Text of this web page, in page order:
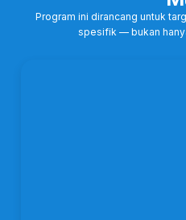
Program ini dirancang untuk
spesifik — bukan